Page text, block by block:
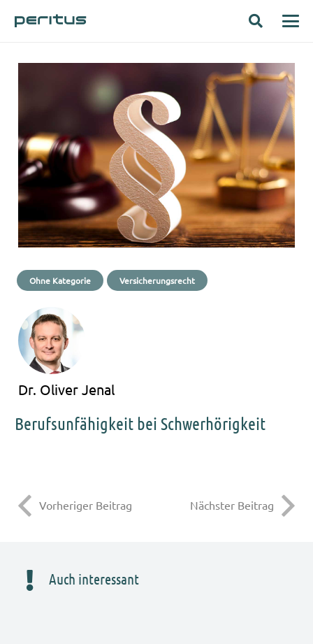
Ohne Kategorie Versicherungsrecht
Dr. Oliver Jenal
Berufsunfähigkeit bei Schwerhörigkeit
Vorheriger Beitrag Nächster Beitrag
Auch interessant